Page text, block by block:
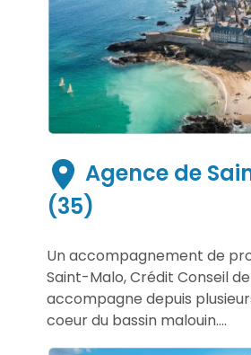
Agence de
(35)
Un accompagnement de
Saint-Malo, Crédit Conseil
accompagne depuis
coeur du bassin malouin....